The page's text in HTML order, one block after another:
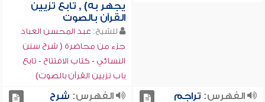
يجهر به) , تابع تزيين
القرآن بالصوت
للشيخ: عبد المحسن العباد
جزء من محاضرة ( شرح سنن
النسائي - كتاب الافتتاح - تابع
باب تزيين القرآن بالصوت)
الفهرس: تراجم
الفهرس: شرح